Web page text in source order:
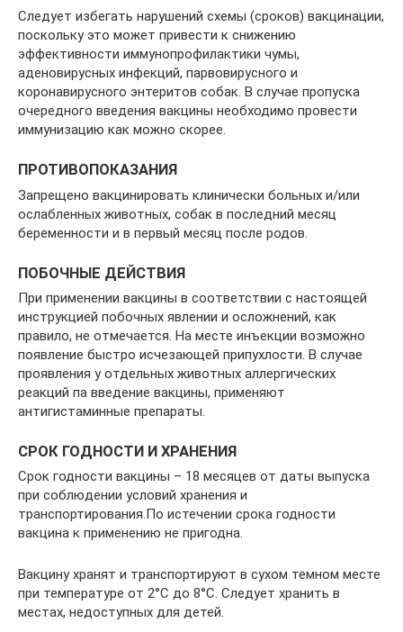
Следует избегать нарушений схемы (сроков) вакцинации,
поскольку это может привести к снижению
эффективности иммунопрофилактики чумы,
аденовирусных инфекций, парвовирусного и
коронавирусного энтеритов собак. В случае пропуска
очередного введения вакцины необходимо провести
иммунизацию как можно скорее.
ПРОТИВОПОКАЗАНИЯ
Запрещено вакцинировать клинически больных и/или
ослабленных животных, собак в последний месяц
беременности и в первый месяц после родов.
ПОБОЧНЫЕ ДЕЙСТВИЯ
При применении вакцины в соответствии с настоящей
инструкцией побочных явлении и осложнений, как
правило, не отмечается. На месте инъекции возможно
появление быстро исчезающей припухлости. В случае
проявления у отдельных животных аллергических
реакций па введение вакцины, применяют
антигистаминные препараты.
СРОК ГОДНОСТИ И ХРАНЕНИЯ
Срок годности вакцины – 18 месяцев от даты выпуска
при соблюдении условий хранения и
транспортирования.По истечении срока годности
вакцина к применению не пригодна.
Вакцину хранят и транспортируют в сухом темном месте
при температуре от 2°С до 8°С. Следует хранить в
местах, недоступных для детей.